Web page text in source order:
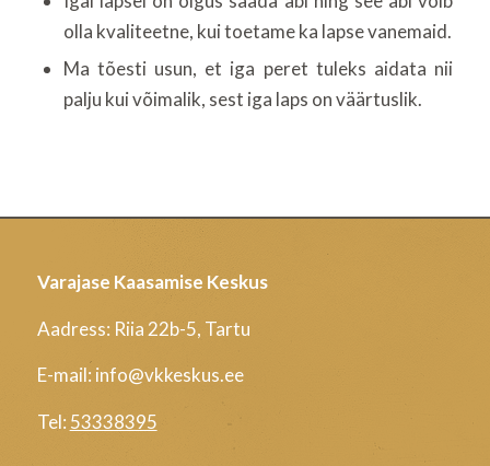
olla kvaliteetne, kui toetame ka lapse vanemaid.
Ma tõesti usun, et iga peret tuleks aidata nii
palju kui võimalik, sest iga laps on väärtuslik.
Varajase Kaasamise Keskus
Aadress: Riia 22b-5, Tartu
E-mail: info@vkkeskus.ee
Tel: 53338395